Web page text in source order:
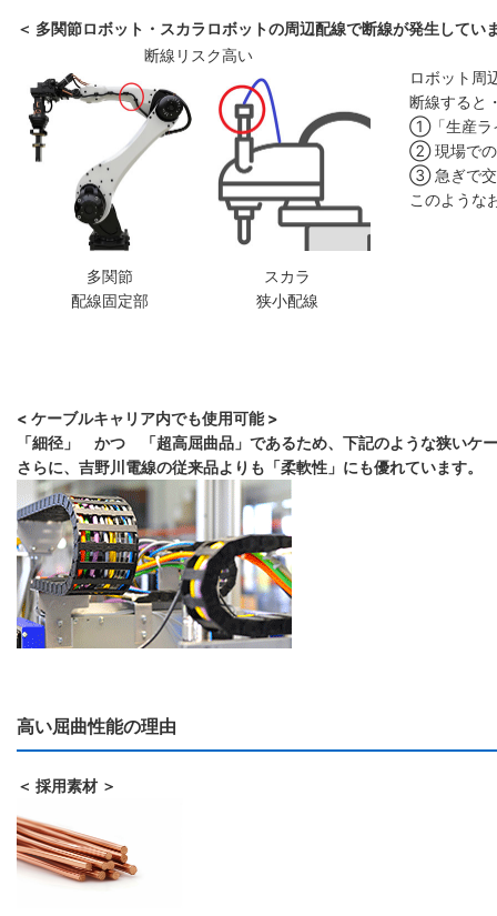
＜ 多関節ロボット・スカラロボットの周辺配線で断線が発生してい
断線リスク高い
多関節
配線固定部
スカラ
狭小配線
ロボット周
断線すると
①「生産ラ
② 現場での
③ 急ぎで交
このような
< ケーブルキャリア内でも使用可能 >
「細径」 かつ 「超高屈曲品」であるため、下記のような狭いケ
さらに、吉野川電線の従来品よりも「柔軟性」にも優れています。
高い屈曲性能の理由
＜ 採用素材 ＞